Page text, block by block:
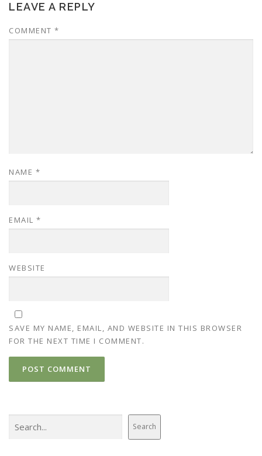
LEAVE A REPLY
COMMENT *
NAME *
EMAIL *
WEBSITE
SAVE MY NAME, EMAIL, AND WEBSITE IN THIS BROWSER
FOR THE NEXT TIME I COMMENT.
Search